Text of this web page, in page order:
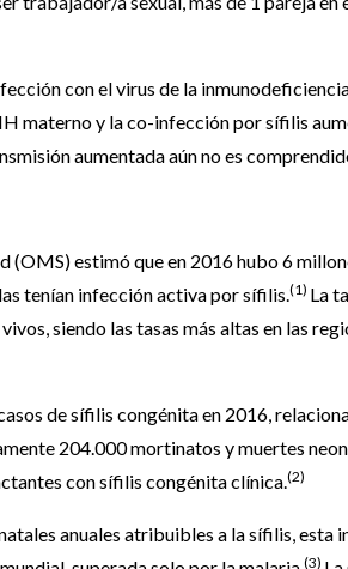
con el virus de la
materno y la co-infección por sífilis
aumentada aún no es
(OMS) estimó que en 2016 hubo 6
tenían infección activa por sífilis. (1) La
siendo las tasas más altas en las
de sífilis congénita en 2016,
204.000 mortinatos y muertes
con sífilis congénita clínica. (2)
anuales atribuibles a la sífilis, esta
(3)